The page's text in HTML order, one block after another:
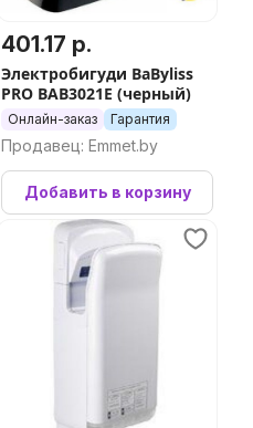
401.17 р.
Электробигуди BaByliss
PRO BAB3021E (черный)
Онлайн-заказ Гарантия
Продавец: Emmet.by
Добавить в корзину